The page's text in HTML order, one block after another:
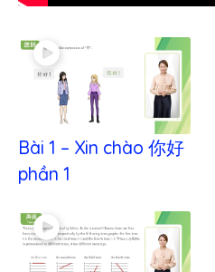
Bài 1 – Xin chào 你好
phần 1